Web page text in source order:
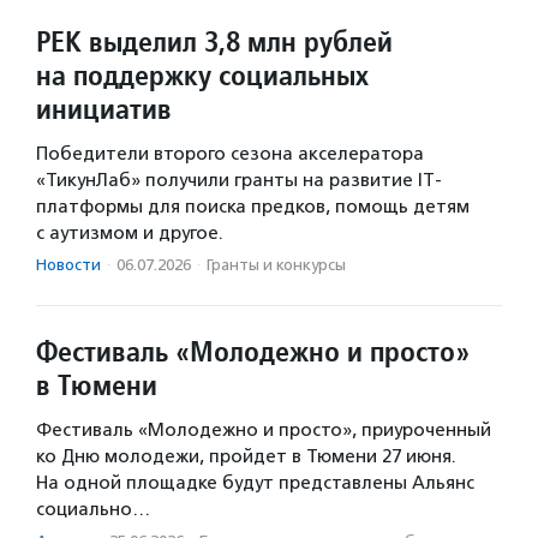
РЕК выделил 3,8 млн рублей
на поддержку социальных
инициатив
Победители второго сезона акселератора
«ТикунЛаб» получили гранты на развитие IT-
платформы для поиска предков, помощь детям
с аутизмом и другое.
Новости · 06.07.2026 · Гранты и конкурсы
Фестиваль «Молодежно и просто»
в Тюмени
Фестиваль «Молодежно и просто», приуроченный
ко Дню молодежи, пройдет в Тюмени 27 июня.
На одной площадке будут представлены Альянс
социально…